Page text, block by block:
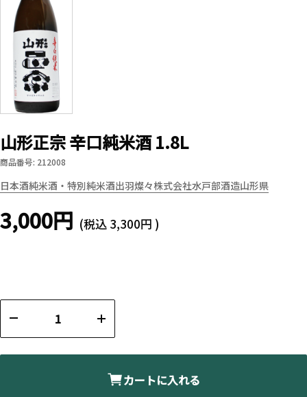
山形正宗 辛口純米酒 1.8L
商品番号: 212008
日本酒純米酒・特別純米酒出羽燦々株式会社水戸部酒造山形県
3,000円 (税込 3,300円 )
カートに入れる